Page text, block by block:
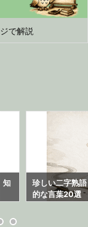
で解説


知
珍しい二字熟
的な言葉20選